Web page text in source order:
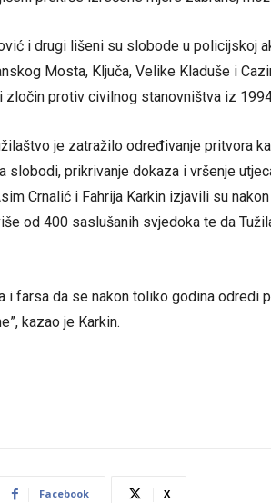
i drugi lišeni su slobode u policijskoj
Mosta, Ključa, Velike Kladuše i
zločin protiv civilnog stanovništva iz
je zatražilo određivanje pritvora
slobodi, prikrivanje dokaza i vršenje
Crnalić i Fahrija Karkin izjavili su
od 400 saslušanih svjedoka te da
i farsa da se nakon toliko godina odredi
kazao je Karkin.
Facebook X